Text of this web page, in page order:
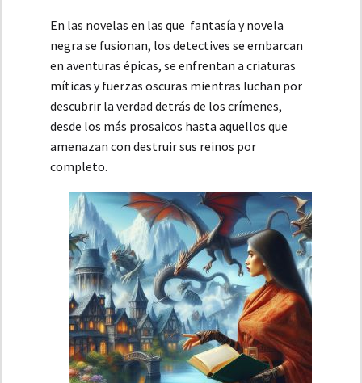
En las novelas en las que fantasía y novela
negra se fusionan, los detectives se embarcan
en aventuras épicas, se enfrentan a criaturas
míticas y fuerzas oscuras mientras luchan por
descubrir la verdad detrás de los crímenes,
desde los más prosaicos hasta aquellos que
amenazan con destruir sus reinos por
completo.